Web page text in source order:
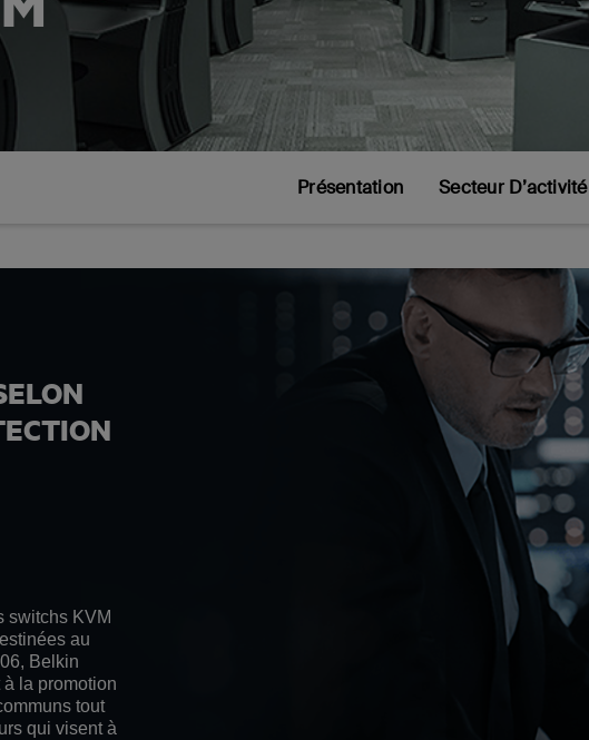
Présentation Secteur D’activité
switchs KVM
au
Belkin
la promotion
tout
qui visent à